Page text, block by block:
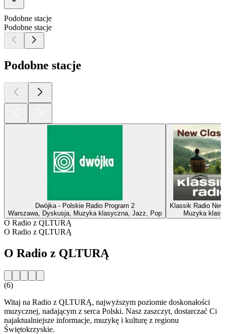
Podobne stacje
Podobne stacje
Podobne stacje
Dwójka - Polskie Radio Program 2
Warszawa, Dyskusja, Muzyka klasyczna, Jazz, Pop
Klassik Radio
Muzyka
O Radio z QLTURĄ
O Radio z QLTURĄ
O Radio z QLTURĄ
(6)
Witaj na Radio z QLTURĄ, najwyższym poziomie doskonałości
muzycznej, nadającym z serca Polski. Nasz zaszczyt, dostarczać Ci
najaktualniejsze informacje, muzykę i kulturę z regionu
Świętokrzyskie.